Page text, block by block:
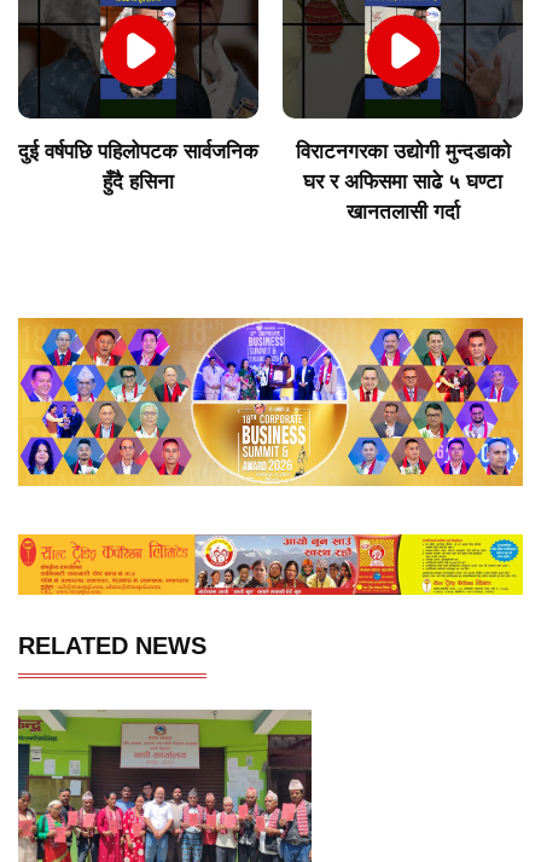
दुई वर्षपछि पहिलोपटक सार्वजनिक
हुँदै हसिना
विराटनगरका उद्योगी मुन्दडाको
घर र अफिसमा साढे ५ घण्टा
खानतलासी गर्दा
RELATED NEWS